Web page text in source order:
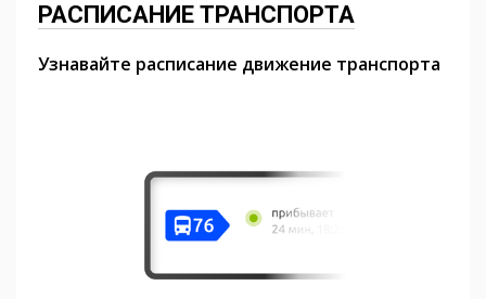
РАСПИСАНИЕ ТРАНСПОРТА
Узнавайте расписание движение транспорта